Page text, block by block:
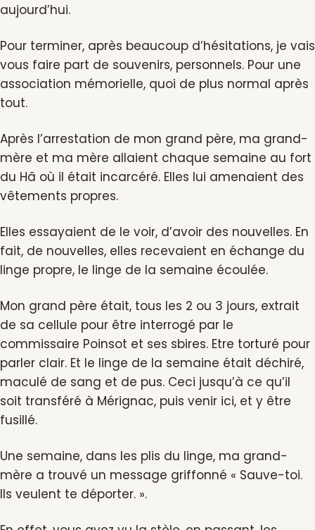
aujourd’hui.
Pour terminer, après beaucoup d’hésitations, je vais
vous faire part de souvenirs, personnels. Pour une
association mémorielle, quoi de plus normal après
tout.
Après l’arrestation de mon grand père, ma grand-
mère et ma mère allaient chaque semaine au fort
du Hâ où il était incarcéré. Elles lui amenaient des
vêtements propres.
Elles essayaient de le voir, d’avoir des nouvelles. En
fait, de nouvelles, elles recevaient en échange du
linge propre, le linge de la semaine écoulée.
Mon grand père était, tous les 2 ou 3 jours, extrait
de sa cellule pour être interrogé par le
commissaire Poinsot et ses sbires. Etre torturé pour
parler clair. Et le linge de la semaine était déchiré,
maculé de sang et de pus. Ceci jusqu’à ce qu’il
soit transféré à Mérignac, puis venir ici, et y être
fusillé.
Une semaine, dans les plis du linge, ma grand-
mère a trouvé un message griffonné « Sauve-toi.
Ils veulent te déporter. ».